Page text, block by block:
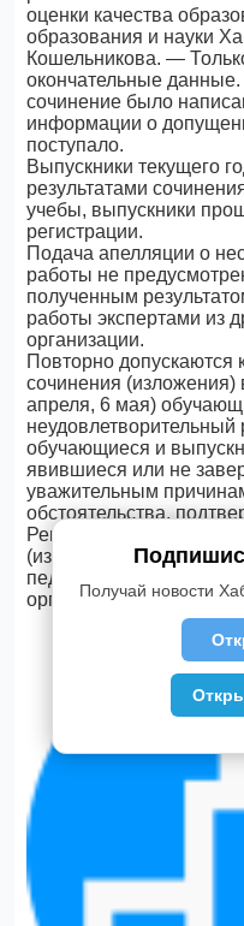
оценки качества
образования и науки
Кошельникова. —
окончательные
сочинение было
информации о
поступало.
Выпускники текущего
результатами
учебы, выпускники
регистрации.
Подача апелляции о
работы не
полученным
работы экспертами из
организации.
Повторно допускаются
сочинения (изложения)
апреля, 6 мая)
неудовлетворительный
обучающиеся и
явившиеся или не
уважительным
обстоятельства,
Решение о допуске к
(изложения) в
педагогическим
организации.
Получай новости